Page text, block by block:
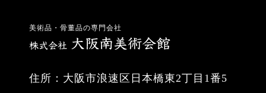
美術品・骨董品の専門会社
住所：大阪市浪速区日本橋東2丁目1番5